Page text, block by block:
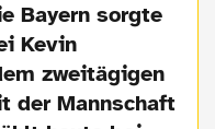
Bayern sorgte
Kevin
zweitägigen
der Mannschaft